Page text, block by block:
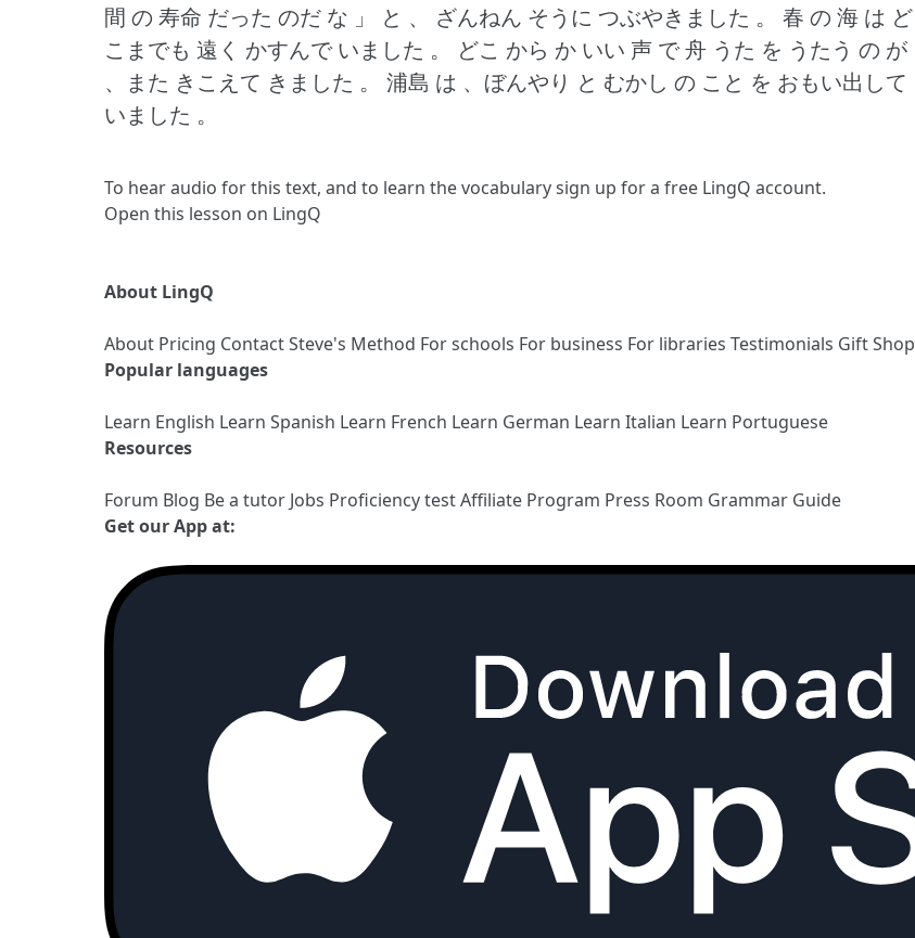
間 の 寿命 だった のだ な 」 と 、 ざんねん そうに つぶやきました 。
春 の 海 は ど
こまでも 遠く かすんで いました 。
どこ から か いい 声 で 舟 うた を うたう の が
、また きこえて きました 。
浦島 は 、ぼんやり と むかし の こと を おもい出して
いました 。
To hear audio for this text, and to learn the vocabularysign up for a free LingQ account.
Open this lesson on LingQ
About LingQ
About Pricing ContactSteve's Method For schools For business For libraries Testimonials Gift Shop
Popular languages
Learn English Learn Spanish Learn French Learn German Learn Italian Learn Portuguese
Resources
Forum Blog Be a tutor Jobs Proficiency testAffiliate Program Press Room Grammar Guide
Get our App at: